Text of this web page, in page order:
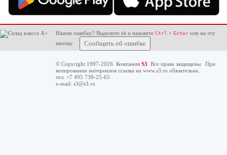
Нашли ошибку? Выделите её и нажмите Ctrl + Enter или на эту
кнопку
Сообщить об ошибке
© Copyright 1997-2026. Компания S3 . Все права защищены. При
копировании материалов ссылка на www.s3.ru обязательна.
тел. +7 495 739-25-65
e-mail: s3@s3.ru